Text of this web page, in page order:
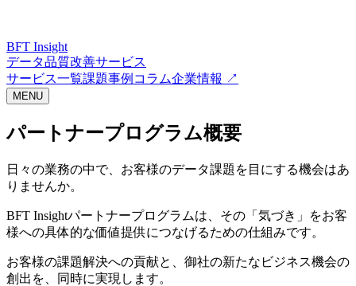
BFT Insight
データ品質改善サービス
サービス一覧課題事例 コラム企業情報 ↗
MENU
パートナープログラム概要
日々の業務の中で、お客様のデータ課題を目にする機会はあ
りませんか。
BFT Insightパートナープログラムは、その「気づき」をお客
様への具体的な価値提供につなげるための仕組みです。
お客様の課題解決への貢献と、御社の新たなビジネス機会の
創出を、同時に実現します。